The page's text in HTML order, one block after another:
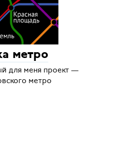
метро
для меня проект —
метро